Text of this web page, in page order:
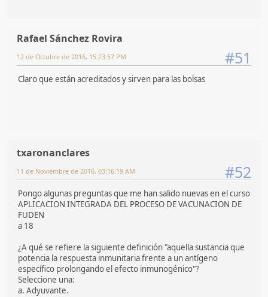
Rafael Sánchez Rovira
#51
12 de Octubre de 2016, 15:23:57 PM
Claro que están acreditados y sirven para las bolsas
txaronanclares
#52
11 de Noviembre de 2016, 03:16:19 AM
Pongo algunas preguntas que me han salido nuevas en el curso
APLICACION INTEGRADA DEL PROCESO DE VACUNACION DE
FUDEN
a 18
¿A qué se refiere la siguiente definición "aquella sustancia que
potencia la respuesta inmunitaria frente a un antígeno
específico prolongando el efecto inmunogénico"?
Seleccione una:
a. Adyuvante.